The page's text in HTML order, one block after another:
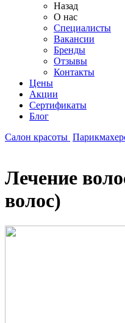
Назад
О нас
Специалисты
Вакансии
Бренды
Отзывы
Контакты
Цены
Акции
Сертификаты
Блог
Салон красоты
Лечение
волос)